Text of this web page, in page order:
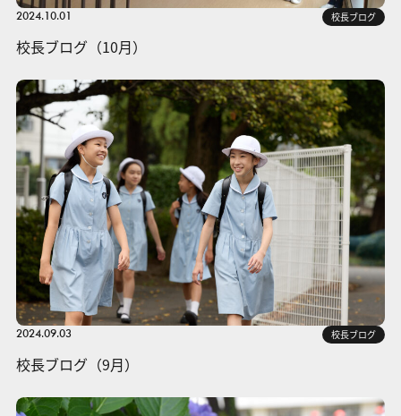
2024.10.01 校長ブログ
校長ブログ（10月）
2024.09.03 校長ブログ
校長ブログ（9月）